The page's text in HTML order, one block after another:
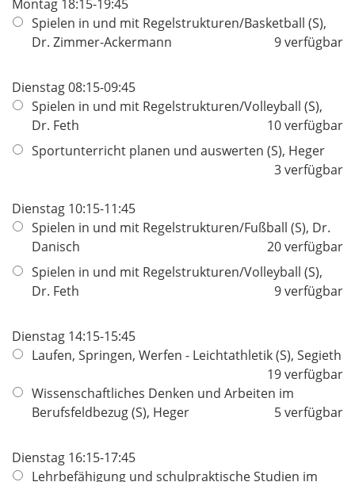
Montag 18:15-19:45
Spielen in und mit Regelstrukturen/Basketball (S),
Dr. Zimmer-Ackermann
9 verfügbar
Dienstag 08:15-09:45
Spielen in und mit Regelstrukturen/Volleyball (S),
Dr. Feth
10 verfügbar
Sportunterricht planen und auswerten (S), Heger
3 verfügbar
Dienstag 10:15-11:45
Spielen in und mit Regelstrukturen/Fußball (S), Dr.
Danisch
20 verfügbar
Spielen in und mit Regelstrukturen/Volleyball (S),
Dr. Feth
9 verfügbar
Dienstag 14:15-15:45
Laufen, Springen, Werfen - Leichtathletik (S), Segieth
19 verfügbar
Wissenschaftliches Denken und Arbeiten im
Berufsfeldbezug (S), Heger
5 verfügbar
Dienstag 16:15-17:45
Lehrbefähigung und schulpraktische Studien im